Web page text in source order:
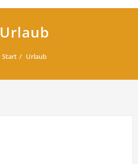
Urlaub
Start Urlaub